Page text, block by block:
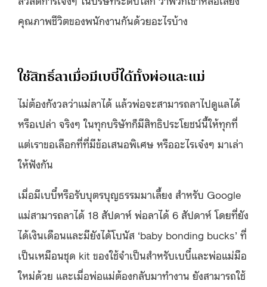
คุณภาพชีวิตของพนักงานกันด้วยอะไรบ้าง
ใช้สิทธิ์ลาเมื่อมีเบบี๋ได้ทั้งพ่อและแม่
ไม่ต้องกังวลว่าแม่ลาได้ แล้วพ่อจะสามารถลาไปดูแลได้
หรือเปล่า จริงๆ ในทุกบริษัทก็มีสิทธิประโยชน์นี้ให้ทุกที่
แต่เราขอเลือกที่ที่มีข้อเสนอพิเศษ หรืออะไรเจ๋งๆ มาเล่า
ให้ฟังกัน
เมื่อมีเบบี๋หรือรับบุตรบุญธรรมมาเลี้ยง สำหรับ Google
แม่สามารถลาได้ 18 สัปดาห์ พ่อลาได้ 6 สัปดาห์ โดยที่ยัง
ได้เงินเดือนและมียังได้โบนัส ‘baby bonding bucks’ ที่
เป็นเหมือนชุด kit ของใช้จำเป็นสำหรับเบบี๋และพ่อแม่มือ
ใหม่ด้วย และเมื่อพ่อแม่ต้องกลับมาทำงาน ยังสามารถใช้